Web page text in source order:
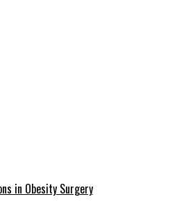
in Obesity Surgery